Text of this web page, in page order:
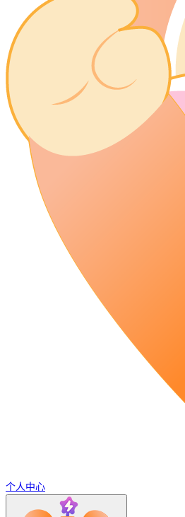
个人中心